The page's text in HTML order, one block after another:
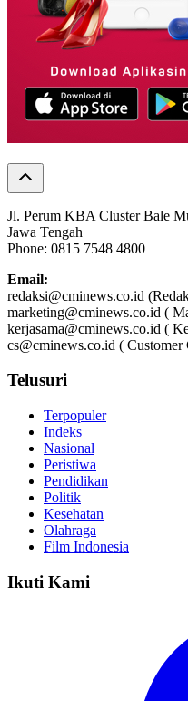
Jl. Perum KBA Cluster Bale
Jawa Tengah
Phone: 0815 7548 4800
Email:
redaksi@cminews.co.id
marketing@cminews.co.id (
kerjasama@cminews.co.id (
cs@cminews.co.id ( Customer
Telusuri
Terpopuler
Indeks
Nasional
Peristiwa
Pendidikan
Politik
Kesehatan
Olahraga
Film Indonesia
Ikuti Kami